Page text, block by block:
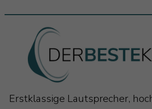
Erstklassige Lautsprecher,